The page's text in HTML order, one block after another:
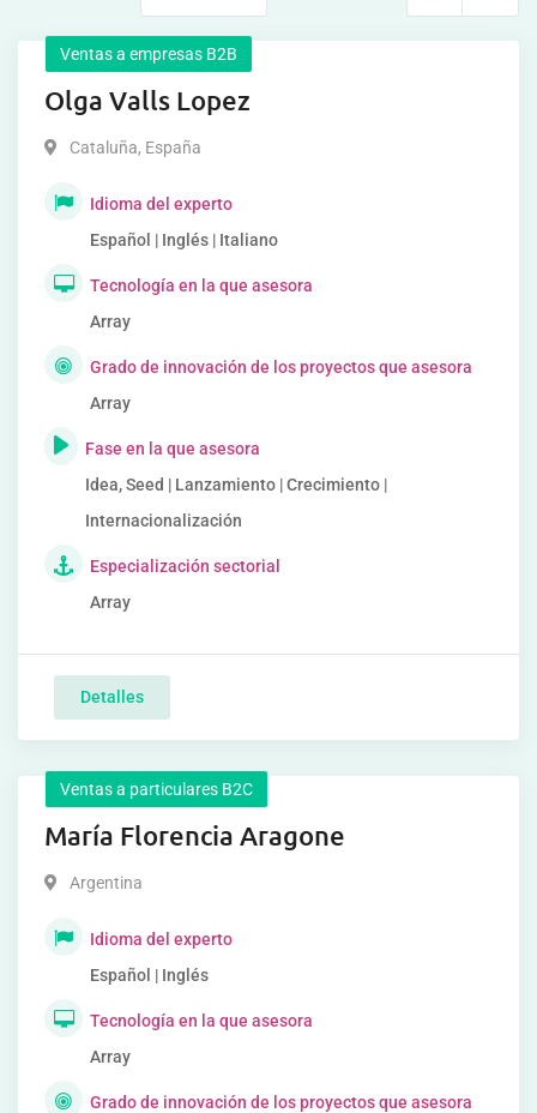
Ventas a empresas B2B
Olga Valls Lopez
Cataluña, España
Idioma del experto
Español | Inglés | Italiano
Tecnología en la que asesora
Array
Grado de innovación de los proyectos que asesora
Array
Fase en la que asesora
Idea, Seed | Lanzamiento | Crecimiento |
Internacionalización
Especialización sectorial
Array
Detalles
Ventas a particulares B2C
María Florencia Aragone
Argentina
Idioma del experto
Español | Inglés
Tecnología en la que asesora
Array
Grado de innovación de los proyectos que asesora